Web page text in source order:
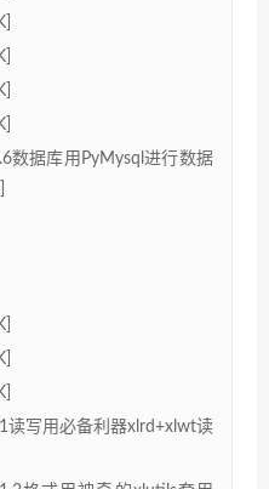
数据库用PyMysql进行数据
读写用必备利器xlrd+xlwt读